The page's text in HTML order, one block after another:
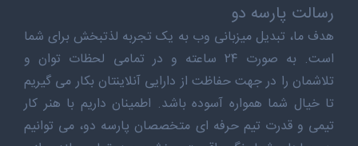
رسالت پارسه دو
هدف ما، تبدیل میزبانی وب به یک تجربه لذتبخش برای شما
است. به صورت ۲۴ ساعته و در تمامی لحظات توان و
تلاشمان را در جهت حفاظت از دارایی آنلاینتان بکار می گیریم
تا خیال شما همواره آسوده باشد. اطمینان داریم با هنر کار
تیمی و قدرت تیم حرفه ای متخصصان پارسه دو، می توانیم